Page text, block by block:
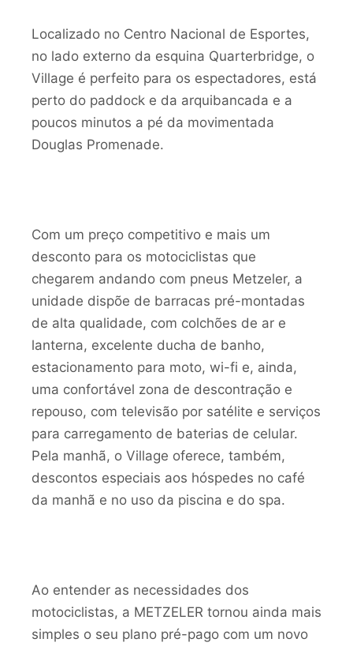
Localizado no Centro Nacional de Esportes,
no lado externo da esquina Quarterbridge, o
Village é perfeito para os espectadores, está
perto do paddock e da arquibancada e a
poucos minutos a pé da movimentada
Douglas Promenade.
Com um preço competitivo e mais um
desconto para os motociclistas que
chegarem andando com pneus Metzeler, a
unidade dispõe de barracas pré-montadas
de alta qualidade, com colchões de ar e
lanterna, excelente ducha de banho,
estacionamento para moto, wi-fi e, ainda,
uma confortável zona de descontração e
repouso, com televisão por satélite e serviços
para carregamento de baterias de celular.
Pela manhã, o Village oferece, também,
descontos especiais aos hóspedes no café
da manhã e no uso da piscina e do spa.
Ao entender as necessidades dos
motociclistas, a METZELER tornou ainda mais
simples o seu plano pré-pago com um novo